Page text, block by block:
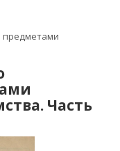
предметами
Часть